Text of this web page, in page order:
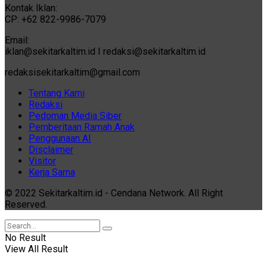
Kontak Iklan:
CP: +62 822-9986-7079
Email:
iklan@sekitarkaltim.id I redaksi@sekitarkaltim.id
redaksisekitarkaltim@gmail.com
Tentang Kami
Redaksi
Pedoman Media Siber
Pemberitaan Ramah Anak
Penggunaan AI
Disclaimer
Visitor
Kerja Sama
© 2022 Sekitarkaltim.id - Cendana Network. All Right
Reserved.
No Result
View All Result